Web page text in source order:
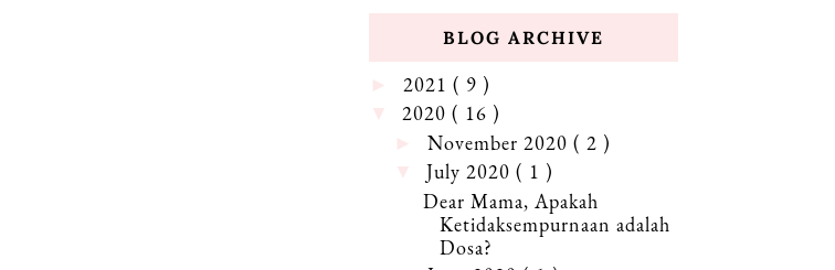
BLOG ARCHIVE
2021 ( 9 )
2020 ( 16 )
November 2020 ( 2 )
July 2020 ( 1 )
Dear Mama, Apakah
Ketidaksempurnaan adalah
Dosa?